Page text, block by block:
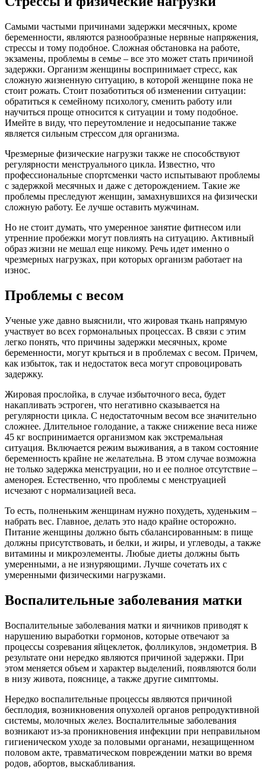
Самыми частыми причинами задержки месячных, кроме
беременности, являются разнообразные нервные напряжения,
стрессы и тому подобное. Сложная обстановка на работе,
экзамены, проблемы в семье – все это может стать причиной
задержки. Организм женщины воспринимает стресс, как
сложную жизненную ситуацию, в которой женщине пока не
стоит рожать. Стоит позаботиться об изменении ситуации:
обратиться к семейному психологу, сменить работу или
научиться проще относится к ситуации и тому подобное.
Имейте в виду, что переутомление и недосыпание также
является сильным стрессом для организма.
Чрезмерные физические нагрузки также не способствуют
регулярности менструального цикла. Известно, что
профессиональные спортсменки часто испытывают проблемы
с задержкой месячных и даже с деторождением. Такие же
проблемы преследуют женщин, замахнувшихся на физически
сложную работу. Ее лучше оставить мужчинам.
Но не стоит думать, что умеренное занятие фитнесом или
утренние пробежки могут повлиять на ситуацию. Активный
образ жизни не мешал еще никому. Речь идет именно о
чрезмерных нагрузках, при которых организм работает на
износ.
Проблемы с весом
Ученые уже давно выяснили, что жировая ткань напрямую
участвует во всех гормональных процессах. В связи с этим
легко понять, что причины задержки месячных, кроме
беременности, могут крыться и в проблемах с весом. Причем,
как избыток, так и недостаток веса могут спровоцировать
задержку.
Жировая прослойка, в случае избыточного веса, будет
накапливать эстроген, что негативно сказывается на
регулярности цикла. С недостаточным весом все значительно
сложнее. Длительное голодание, а также снижение веса ниже
45 кг воспринимается организмом как экстремальная
ситуация. Включается режим выживания, а в таком состояние
беременность крайне не желательна. В этом случае возможна
не только задержка менструации, но и ее полное отсутствие –
аменорея. Естественно, что проблемы с менструацией
исчезают с нормализацией веса.
То есть, полненьким женщинам нужно похудеть, худеньким –
набрать вес. Главное, делать это надо крайне осторожно.
Питание женщины должно быть сбалансированным: в пище
должны присутствовать, и белки, и жиры, и углеводы, а также
витамины и микроэлементы. Любые диеты должны быть
умеренными, а не изнуряющими. Лучше сочетать их с
умеренными физическими нагрузками.
Воспалительные заболевания матки
Воспалительные заболевания матки и яичников приводят к
нарушению выработки гормонов, которые отвечают за
процессы созревания яйцеклеток, фолликулов, эндометрия. В
результате они нередко являются причиной задержки. При
этом меняется объем и характер выделений, появляются боли
в низу живота, пояснице, а также другие симптомы.
Нередко воспалительные процессы являются причиной
бесплодия, возникновения опухолей органов репродуктивной
системы, молочных желез. Воспалительные заболевания
возникают из-за проникновения инфекции при неправильном
гигиеническом уходе за половыми органами, незащищенном
половом акте, травматическом повреждении матки во время
родов, абортов, выскабливания.